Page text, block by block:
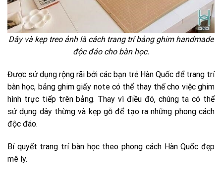
Dây và kẹp treo ảnh là cách trang trí bảng ghim handmade
độc đáo cho bàn học.
Được sử dụng rộng rãi bởi các bạn trẻ Hàn Quốc để trang trí
bàn học, bảng ghim giấy note có thể thay thế cho việc ghim
hình trực tiếp trên bảng. Thay vì điều đó, chúng ta có thể
sử dụng dây thừng và kẹp gỗ để tạo ra những phong cách
độc đáo.
Bí quyết trang trí bàn học theo phong cách Hàn Quốc đẹp
mê ly.